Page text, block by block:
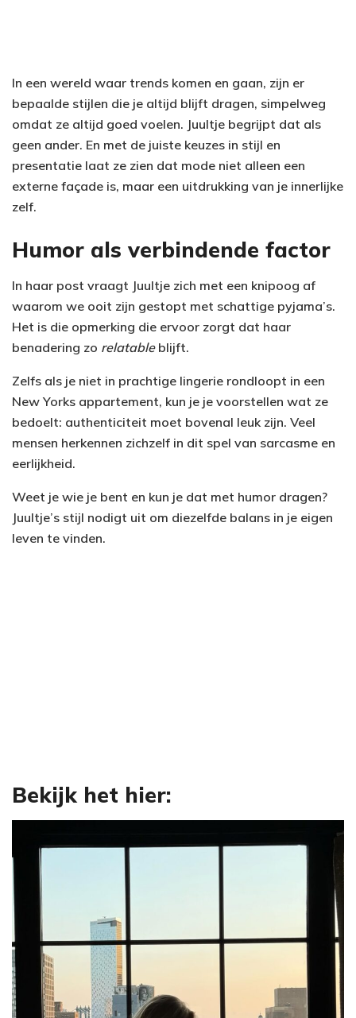
In een wereld waar trends komen en gaan, zijn er
bepaalde stijlen die je altijd blijft dragen, simpelweg
omdat ze altijd goed voelen. Juultje begrijpt dat als
geen ander. En met de juiste keuzes in stijl en
presentatie laat ze zien dat mode niet alleen een
externe façade is, maar een uitdrukking van je innerlijke
zelf.
Humor als verbindende factor
In haar post vraagt Juultje zich met een knipoog af
waarom we ooit zijn gestopt met schattige pyjama’s.
Het is die opmerking die ervoor zorgt dat haar
benadering zo relatableblijft.
Zelfs als je niet in prachtige lingerie rondloopt in een
New Yorks appartement, kun je je voorstellen wat ze
bedoelt: authenticiteit moet bovenal leuk zijn. Veel
mensen herkennen zichzelf in dit spel van sarcasme en
eerlijkheid.
Weet je wie je bent en kun je dat met humor dragen?
Juultje’s stijl nodigt uit om diezelfde balans in je eigen
leven te vinden.
Bekijk het hier: